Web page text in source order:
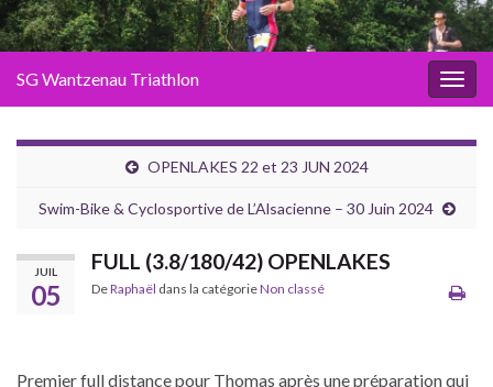
SG Wantzenau Triathlon
OPENLAKES 22 et 23 JUN 2024
Swim-Bike & Cyclosportive de L’Alsacienne – 30 Juin 2024
JUIL
05
FULL (3.8/180/42) OPENLAKES
DeRaphaël dans la catégorieNon classé
Premier full distance pour Thomas après une préparation qui